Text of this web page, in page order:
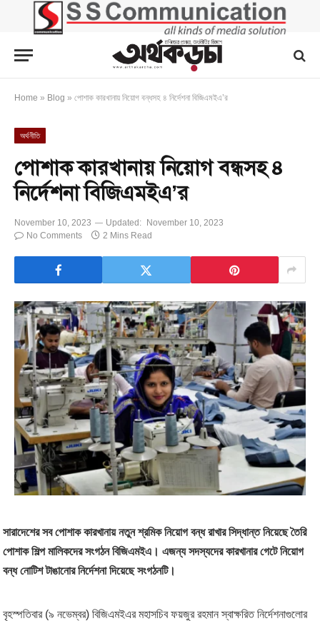
Home » Blog » পোশাক কারখানায় নিয়োগ বন্ধসহ ৪ নির্দেশনা বিজিএমইএ’র
অর্থনীতি
পোশাক কারখানায় নিয়োগ বন্ধসহ ৪
নির্দেশনা বিজিএমইএ’র
November 10, 2023 Updated:
November 10, 2023
No Comments
2 Mins Read
সারাদেশের সব পোশাক কারখানায় নতুন শ্রমিক নিয়োগ বন্ধ রাখার সিদ্ধান্ত নিয়েছে তৈরি
পোশাক শিল্প মালিকদের সংগঠন বিজিএমইএ। এজন্য সদস্যদের কারখানার গেটে নিয়োগ
বন্ধ নোটিশ টাঙানোর নির্দেশনা দিয়েছে সংগঠনটি।
বৃহস্পতিবার (৯ নভেম্বর) বিজিএমইএর মহাসচিব ফয়জুর রহমান স্বাক্ষরিত নির্দেশনাগুলোর